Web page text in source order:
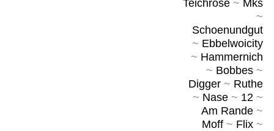
Teichrose~ Mks
~
Schoenundgut
~ Ebbelwoicity
~ Hammernich
~ Bobbes~
Digger~ Ruthe
~ Nase~ 12~
Am Rande~
Moff~ Flix~